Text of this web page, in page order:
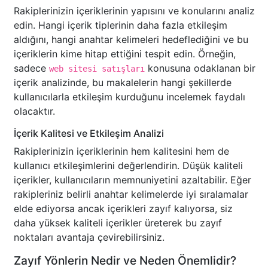
Rakiplerinizin içeriklerinin yapısını ve konularını analiz
edin. Hangi içerik tiplerinin daha fazla etkileşim
aldığını, hangi anahtar kelimeleri hedeflediğini ve bu
içeriklerin kime hitap ettiğini tespit edin. Örneğin,
sadece web sitesi satışları konusuna odaklanan bir
içerik analizinde, bu makalelerin hangi şekillerde
kullanıcılarla etkileşim kurduğunu incelemek faydalı
olacaktır.
İçerik Kalitesi ve Etkileşim Analizi
Rakiplerinizin içeriklerinin hem kalitesini hem de
kullanıcı etkileşimlerini değerlendirin. Düşük kaliteli
içerikler, kullanıcıların memnuniyetini azaltabilir. Eğer
rakipleriniz belirli anahtar kelimelerde iyi sıralamalar
elde ediyorsa ancak içerikleri zayıf kalıyorsa, siz
daha yüksek kaliteli içerikler üreterek bu zayıf
noktaları avantaja çevirebilirsiniz.
Zayıf Yönlerin Nedir ve Neden Önemlidir?